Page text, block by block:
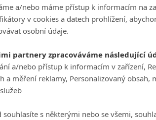
Jeden z dalších mnoha
Christie dostane seriálovou
třídílné minisérie.
5 zombie seriálů, které jsou
Živí mrtví
a/nebo máme přístup k informacím na
v cookies a datech prohlížení,
osobní údaje.
partnery zpracováváme následující
a/nebo přístup k informacím v zařízení,
a měření reklamy, Personalizovaný obsah,
souhlasíte s některými nebo se všemi,